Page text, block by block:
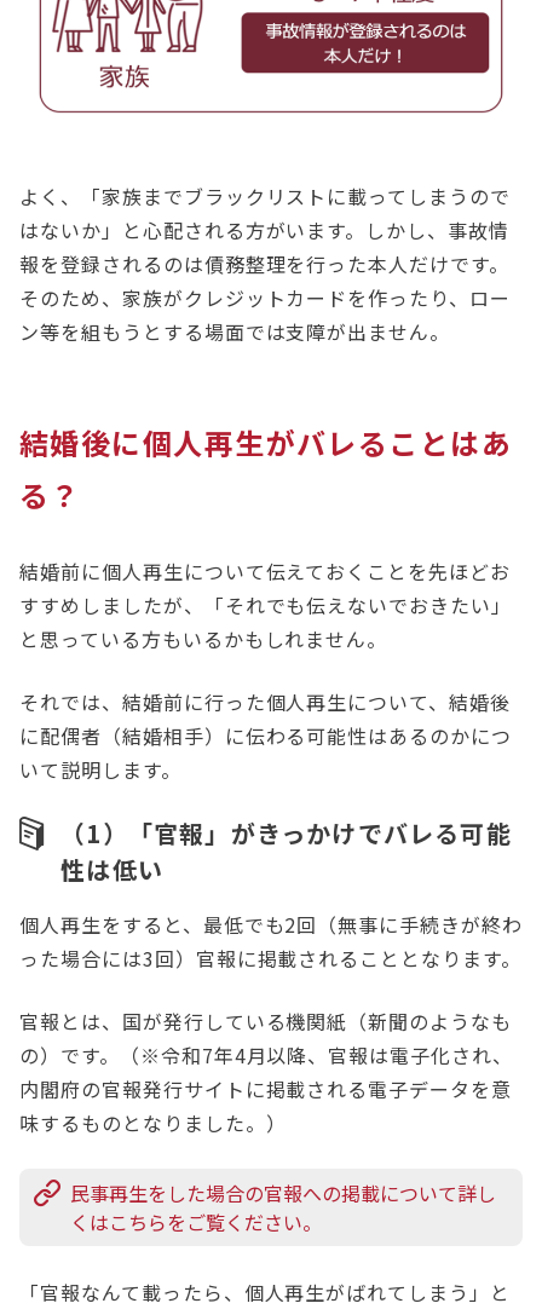
よく、「家族までブラックリストに載ってしまうので
はないか」と心配される方がいます。しかし、事故情
報を登録されるのは債務整理を行った本人だけです。
そのため、家族がクレジットカードを作ったり、ロー
ン等を組もうとする場面では支障が出ません。
結婚後に個人再生がバレることはあ
る？
結婚前に個人再生について伝えておくことを先ほどお
すすめしましたが、「それでも伝えないでおきたい」
と思っている方もいるかもしれません。
それでは、結婚前に行った個人再生について、結婚後
に配偶者（結婚相手）に伝わる可能性はあるのかにつ
いて説明します。
（1）「官報」がきっかけでバレる可能
性は低い
個人再生をすると、最低でも2回（無事に手続きが終わ
った場合には3回）官報に掲載されることとなります。
官報とは、国が発行している機関紙（新聞のようなも
の）です。（※令和7年4月以降、官報は電子化され、
内閣府の官報発行サイトに掲載される電子データを意
味するものとなりました。）
民事再生をした場合の官報への掲載について詳し
くはこちらをご覧ください。
「官報なんて載ったら、個人再生がばれてしまう」と